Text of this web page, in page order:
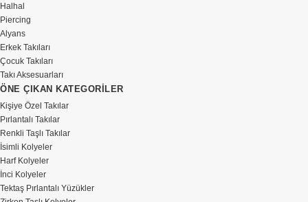
Halhal
Piercing
Alyans
Erkek Takıları
Çocuk Takıları
Takı Aksesuarları
ÖNE ÇIKAN KATEGORİLER
Kişiye Özel Takılar
Pırlantalı Takılar
Renkli Taşlı Takılar
İsimli Kolyeler
Harf Kolyeler
İnci Kolyeler
Tektaş Pırlantalı Yüzükler